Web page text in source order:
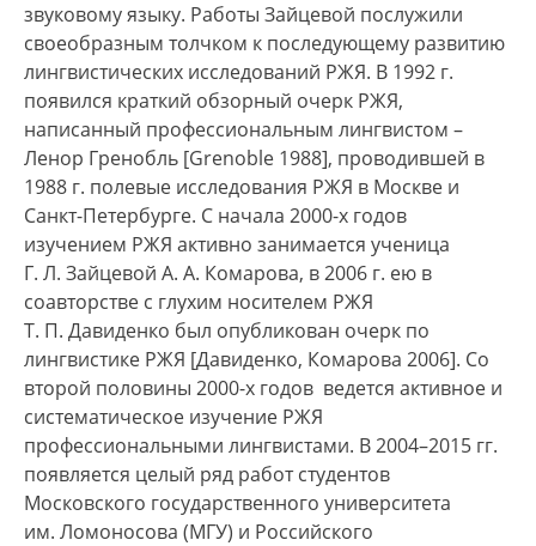
звуковому языку. Работы Зайцевой послужили
своеобразным толчком к последующему развитию
лингвистических исследований РЖЯ. В 1992 г.
появился краткий обзорный очерк РЖЯ,
написанный профессиональным лингвистом –
Ленор Гренобль [Grenoble 1988], проводившей в
1988 г. полевые исследования РЖЯ в Москве и
Санкт-Петербурге. С начала 2000-х годов
изучением РЖЯ активно занимается ученица
Г. Л. Зайцевой А. А. Комарова, в 2006 г. ею в
соавторстве с глухим носителем РЖЯ
Т. П. Давиденко был опубликован очерк по
лингвистике РЖЯ [Давиденко, Комарова 2006]. Со
второй половины 2000-х годов ведется активное и
систематическое изучение РЖЯ
профессиональными лингвистами. В 2004–2015 гг.
появляется целый ряд работ студентов
Московского государственного университета
им. Ломоносова (МГУ) и Российского